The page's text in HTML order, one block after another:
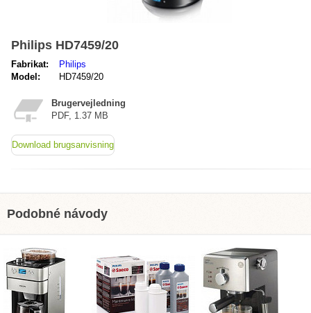
Philips HD7459/20
Fabrikat:
Philips
Model:
HD7459/20
Brugervejledning
PDF, 1.37 MB
Download brugsanvisning
Podobné návody